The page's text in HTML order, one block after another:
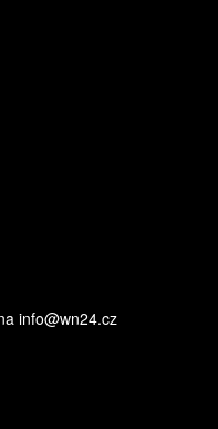
info@wn24.cz